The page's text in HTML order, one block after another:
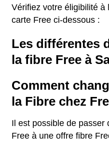
Vérifiez votre éligibilité à
carte Free ci-dessous :
Les différentes
la fibre Free à
Comment
la Fibre chez
Il est possible de passer
Free à une offre fibre